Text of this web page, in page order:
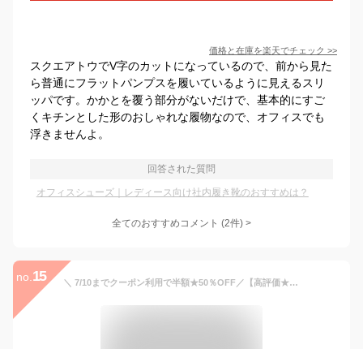
価格と在庫を楽天でチェック >>
スクエアトウでV字のカットになっているので、前から見た
ら普通にフラットパンプスを履いているように見えるスリ
ッパです。かかとを覆う部分がないだけで、基本的にすご
くキチンとした形のおしゃれな履物なので、オフィスでも
浮きませんよ。
回答された質問
オフィスシューズ｜レディース向け社内履き靴のおすすめは？
全てのおすすめコメント (2件) >
no. 15 ＼ 7/10までクーポン利用で半額★50％OFF／【高評価★4.54】ナースサンダル レディース 抗菌EVAウェーブソールサンダル ナースシューズ 疲れにくい 滑りにくい ギザギザソール 軽量 幅広 看護師 医療 病院 介護士 オフィス ムレ メンズ スリッパ ベランダ 快適 蒸れない 梅雨